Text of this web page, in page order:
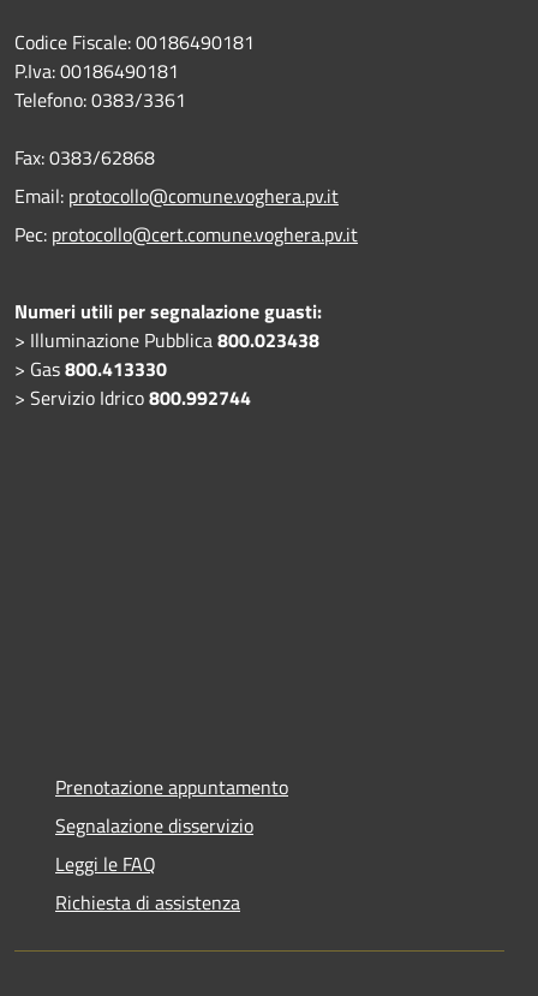
Codice Fiscale: 00186490181
P.Iva: 00186490181
Telefono:0383/3361
Fax:0383/62868
Email: protocollo@comune.voghera.pv.it
Pec: protocollo@cert.comune.voghera.pv.it
Numeri utili per segnalazione guasti:
> Illuminazione Pubblica800.023438
> Gas800.413330
> Servizio Idrico800.992744
Prenotazione appuntamento
Segnalazione disservizio
Leggi le FAQ
Richiesta di assistenza